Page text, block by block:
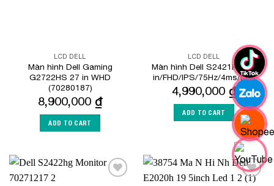
LCD DELL
Màn hình Dell Gaming
G2722HS 27 in WHD
(70280187)
8,900,000 ₫
ADD TO CART
LCD DELL
Màn hình Dell S2421H 23.8
in/FHD/IPS/75Hz/4ms/Loa
4,990,000 ₫
ADD TO CART